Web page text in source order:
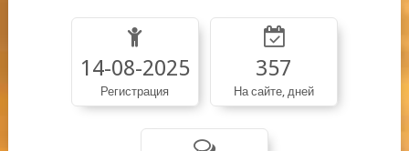
14-08-2025
Регистрация
357
На сайте, дней